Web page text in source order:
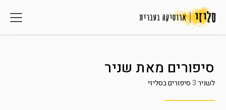
סיפורים מאת שניר
לשניר3סיפורים בסליזי